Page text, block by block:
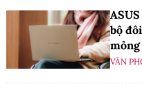
bộ
VĂN